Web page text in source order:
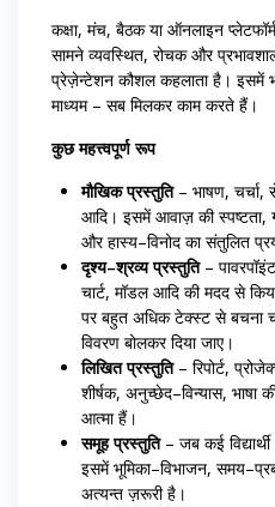
कक्षा, मंच, बैठक या ऑनलाइन
सामने व्यवस्थित, रोचक और
प्रेज़ेन्टेशन कौशल कहलाता है। इसमें
माध्यम – सब मिलकर काम करते हैं।
कुछ महत्त्वपूर्ण रूप
मौखिक प्रस्तुति– भाषण, चर्चा,
आदि। इसमें आवाज़ की स्पष्टता,
और हास्य–विनोद का संतुलित
दृश्य–श्रव्य प्रस्तुति–
चार्ट, मॉडल आदि की मदद से
पर बहुत अधिक टेक्स्ट से बचना
विवरण बोलकर दिया जाए।
लिखित प्रस्तुति– रिपोर्ट,
शीर्षक, अनुच्छेद–विन्यास, भाषा
आत्मा हैं।
समूह प्रस्तुति– जब कई
इसमें भूमिका–विभाजन,
अत्यन्त ज़रूरी है।